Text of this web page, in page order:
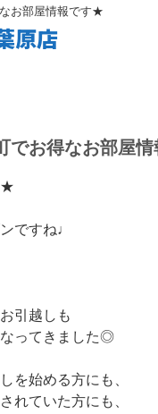
お部屋情報です★
原店
でお得なお部屋
★
ですね♩
引越しも
ってきました◎
を始める方にも、
れていた方にも、